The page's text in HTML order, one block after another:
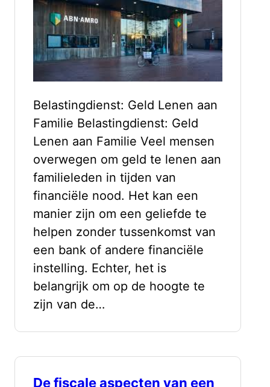
Belastingdienst: Geld Lenen aan
Familie Belastingdienst: Geld
Lenen aan Familie Veel mensen
overwegen om geld te lenen aan
familieleden in tijden van
financiële nood. Het kan een
manier zijn om een geliefde te
helpen zonder tussenkomst van
een bank of andere financiële
instelling. Echter, het is
belangrijk om op de hoogte te
zijn van de…
De fiscale aspecten van een